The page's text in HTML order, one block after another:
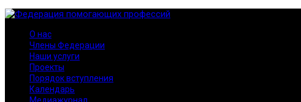
О нас
Члены Федерации
Наши услуги
Проекты
Порядок вступления
Календарь